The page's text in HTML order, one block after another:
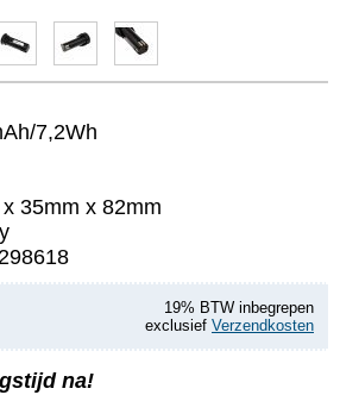
7,2Wh
35mm x 82mm
19% BTW inbegrepen
exclusief Verzendkosten
na!